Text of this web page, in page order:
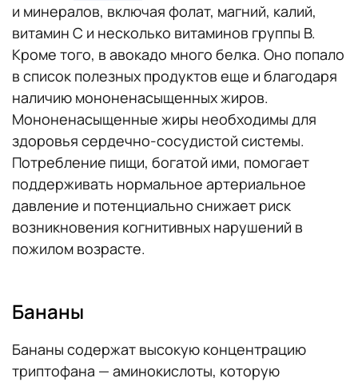
и минералов, включая фолат, магний, калий,
витамин С и несколько витаминов группы В.
Кроме того, в авокадо много белка. Оно попало
в список полезных продуктов еще и благодаря
наличию мононенасыщенных жиров.
Мононенасыщенные жиры необходимы для
здоровья сердечно-сосудистой системы.
Потребление пищи, богатой ими, помогает
поддерживать нормальное артериальное
давление и потенциально снижает риск
возникновения когнитивных нарушений в
пожилом возрасте.
Бананы
Бананы содержат высокую концентрацию
триптофана — аминокислоты, которую